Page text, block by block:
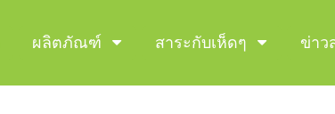
ผลิตภัณฑ์ สาระกับเห็ดๆ ข่าว